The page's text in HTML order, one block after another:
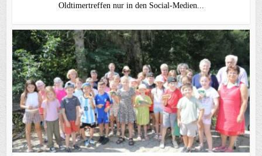
Oldtimertreffen nur in den Social-Medien...